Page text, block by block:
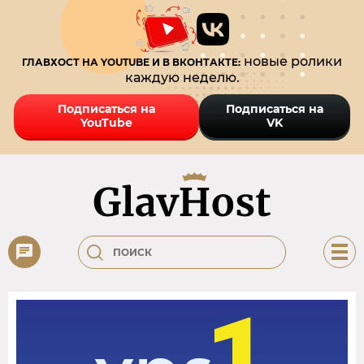
ГЛАВХОСТ НА YOUTUBE И В ВКОНТАКТЕ:новые ролики
каждую неделю.
Подписаться на
YouTube
Подписаться на
VK